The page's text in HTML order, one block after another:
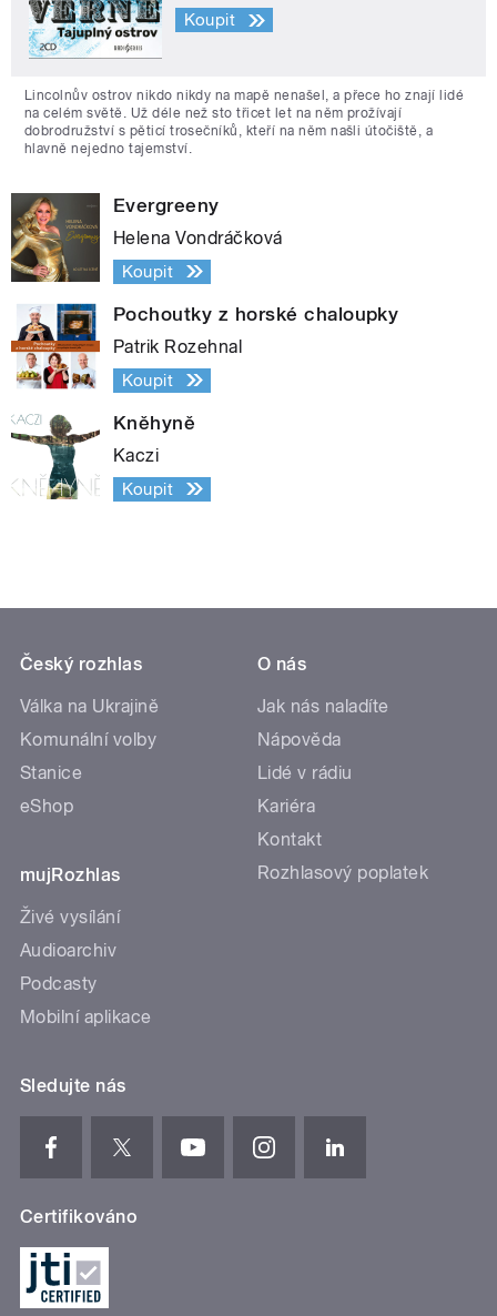
Koupit
Lincolnův ostrov nikdo nikdy na mapě nenašel, a přece ho znají lidé
na celém světě. Už déle než sto třicet let na něm prožívají
dobrodružství s pěticí trosečníků, kteří na něm našli útočiště, a
hlavně nejedno tajemství.
Evergreeny
Helena Vondráčková
Koupit
Pochoutky z horské chaloupky
Patrik Rozehnal
Koupit
Kněhyně
Kaczi
Koupit
Český rozhlas
Válka na Ukrajině
Komunální volby
Stanice
eShop
mujRozhlas
Živé vysílání
Audioarchiv
Podcasty
Mobilní aplikace
O nás
Jak nás naladíte
Nápověda
Lidé v rádiu
Kariéra
Kontakt
Rozhlasový poplatek
Sledujte nás
Certifikováno